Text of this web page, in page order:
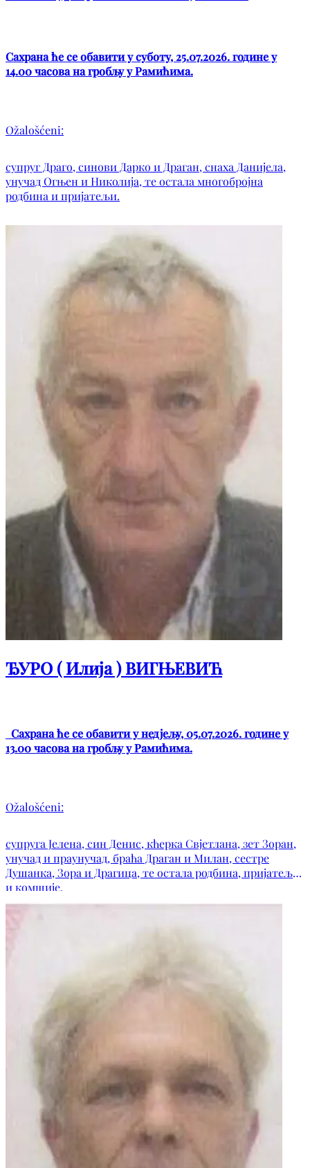
Сахрана ће се обавити у суботу, 25.07.2026. године у
14.00 часова на гробљу у Рамићима.
Ožalošćeni:
супруг Драго, синови Дарко и Драган, снаха Данијела,
унучад Огњен и Николија, те остала многобројна
родбина и пријатељи.
ЂУРО ( Илија ) ВИГЊЕВИЋ
Сахрана ће се обавити у недјељу, 05.07.2026. године у
13.00 часова на гробљу у Рамићима.
Ožalošćeni:
супруга Јелена, син Денис, кћерка Свјетлана, зет Зоран,
унучад и праунучад, браћа Драган и Милан, сестре
Душанка, Зора и Драгица, те остала родбина, пријатељи
и комшије.